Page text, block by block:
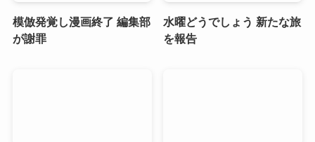
模倣発覚し漫画終了 編集部
が謝罪
水曜どうでしょう 新たな旅
を報告